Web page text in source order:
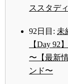
ススタデ
92日目: 未
【Day 92】
〜【最新
ンド〜